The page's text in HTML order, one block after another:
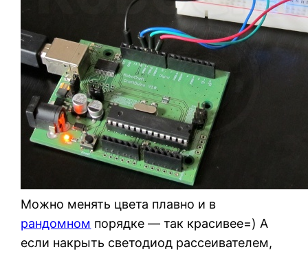
Можно менять цвета плавно и в
рандомном порядке — так красивее=) А
если накрыть светодиод рассеивателем,